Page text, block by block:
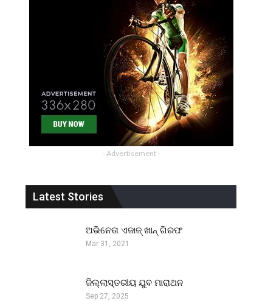
- Advertisement -
Latest Stories
ଅଭିନେତା ଏଜାଜ୍ ଖାନ୍ ଗିରଫ
Mar 31, 2021
ଜିଲ୍ଲାସ୍ତରୀୟ ଯୁବ ମାରାଥନ
Sep 27, 2025